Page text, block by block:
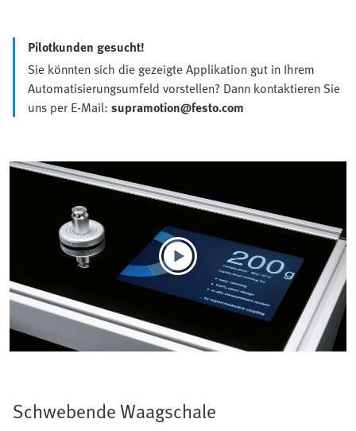
Pilotkunden gesucht!
Sie könnten sich die gezeigte Applikation gut in Ihrem
Automatisierungsumfeld vorstellen? Dann kontaktieren Sie
uns per E-Mail: supramotion@festo.com
Schwebende Waagschale